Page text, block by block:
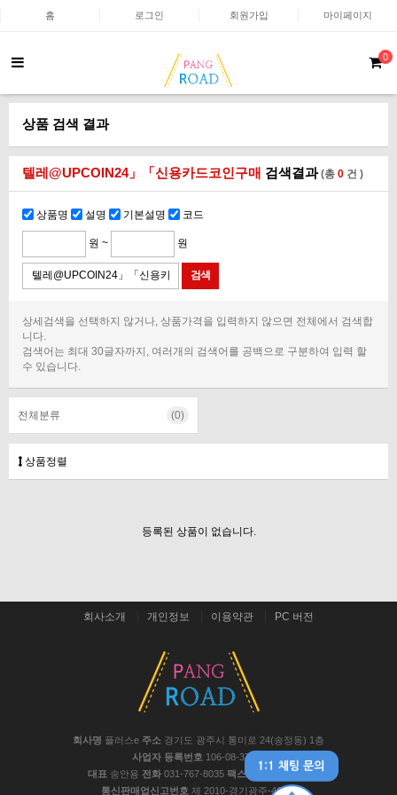
홈 로그인 회원가입 마이페이지
0
상품 검색 결과
텔레@UPCOIN24」「신용카드코인구매 검색결과(총 0 건 )
상품명 설명 기본설명 코드
원 ~ 원
상세검색을 선택하지 않거나, 상품가격을 입력하지 않으면 전체에서 검색합
니다.
검색어는 최대 30글자까지, 여러개의 검색어를 공백으로 구분하여 입력 할
수 있습니다.
전체분류 (0)
상품정렬
등록된 상품이 없습니다.
회사소개 개인정보 이용약관 PC 버전
회사명 플러스e 주소 경기도 광주시 통미로 24(송정동) 1층
사업자 등록번호 106-08-37441
대표 송안용 전화 031-767-8035 팩스 031-767-8048
통신판매업신고번호 제 2010-경기광주-467호